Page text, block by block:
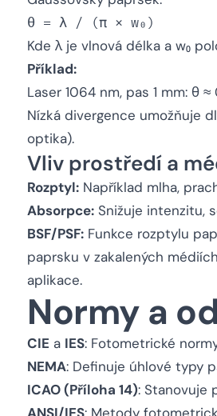
Kde λ je vlnová délka a w₀
Příklad:
Laser 1064 nm, pas 1 mm: θ ≈
Nízká divergence umožňuje
optika).
Vliv prostředí a
Rozptyl: Například mlha,
Absorpce: Snižuje intenzitu,
BSF/PSF: Funkce rozptylu
paprsku v zakalených
aplikace.
Normy a
CIE a IES: Fotometrické
NEMA: Definuje úhlové typy
ICAO (Příloha 14): Stanovuje